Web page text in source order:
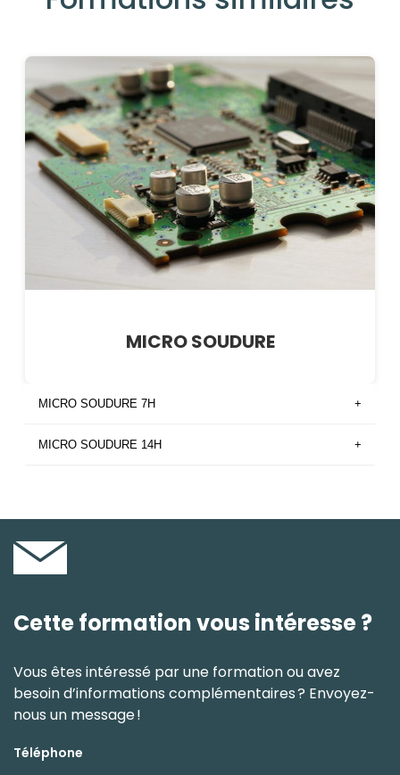
MICRO SOUDURE
MICRO SOUDURE 7H +
MICRO SOUDURE 14H +
Cette formation vous intéresse ?
Vous êtes intéressé par une formation ou avez
besoin d’informations complémentaires ? Envoyez-
nous un message !
Téléphone